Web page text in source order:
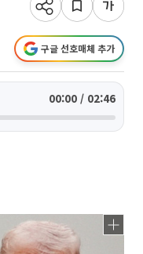
구글 선호매체 추가
00:00 / 02:46